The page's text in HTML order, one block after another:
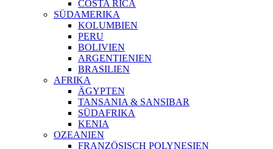
COSTA RICA
SÜDAMERIKA
KOLUMBIEN
PERU
BOLIVIEN
ARGENTIENIEN
BRASILIEN
AFRIKA
ÄGYPTEN
TANSANIA & SANSIBAR
SÜDAFRIKA
KENIA
OZEANIEN
FRANZÖSISCH POLYNESIEN